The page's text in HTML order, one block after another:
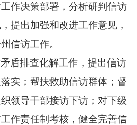
作决策部署， 分析研判信访
提出加强和改进工作意见，
信访工作。
矛盾排查化解工作，提出信访
实； 帮扶救助信访群体； 督
领导干部接访下访； 对下级
作责任制考核， 健全完善信